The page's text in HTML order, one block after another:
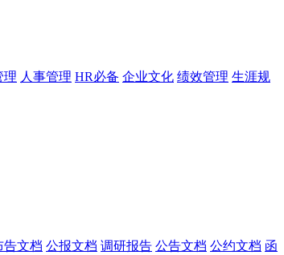
理 人事管理 HR必备 企业文化 绩效管理 生涯规
告文档 公报文档 调研报告 公告文档 公约文档 函